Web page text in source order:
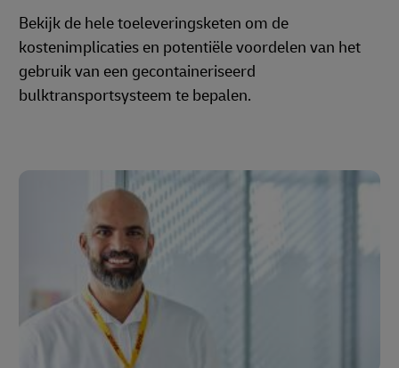
Bekijk de hele toeleveringsketen om de
kostenimplicaties en potentiële voordelen van het
gebruik van een gecontaineriseerd
bulktransportsysteem te bepalen.